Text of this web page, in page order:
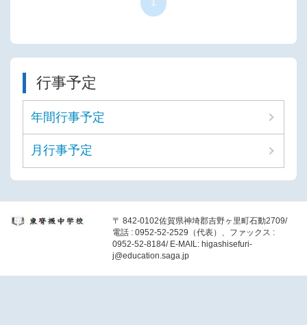
1
行事予定
年間行事予定
月行事予定
〒 842-0102佐賀県神埼郡吉野ヶ里町石動2709/
電話 : 0952-52-2529（代表）、ファックス :
0952-52-8184/ E-MAIL: higashisefuri-
j@education.saga.jp